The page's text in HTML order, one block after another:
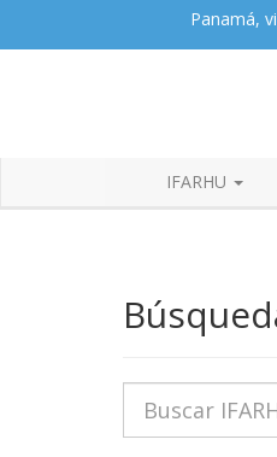
Panamá,
IFARHU